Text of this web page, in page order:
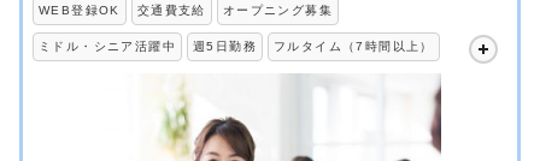
WEB登録OK 交通費支給 オープニング募集
ミドル・シニア活躍中 週5日勤務 フルタイム（7時間以上）